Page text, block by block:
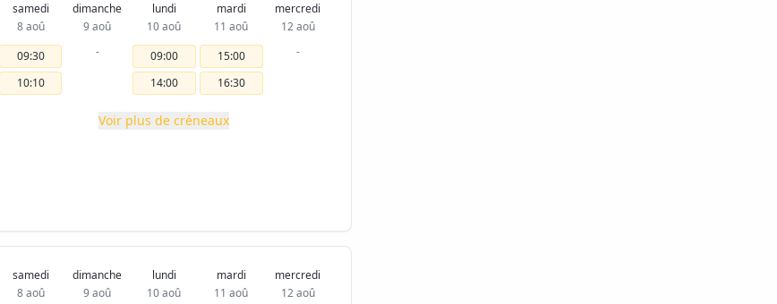
samedi
8 aoû
09:30
10:10
dimanche
9 aoû
-
lundi
10 aoû
09:00
14:00
mardi
11 aoû
15:00
16:30
mercredi
12 aoû
-
Voir plus de créneaux
samedi
8 aoû
dimanche
9 aoû
lundi
10 aoû
mardi
11 aoû
mercredi
12 aoû